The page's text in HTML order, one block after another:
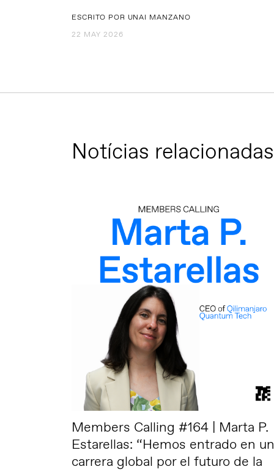
ESCRITO POR UNAI MANZANO
22 MAY 2026
Notícias relacionadas
Members Calling #164 | Marta P.
Estarellas: “Hemos entrado en
carrera global por el futuro de la